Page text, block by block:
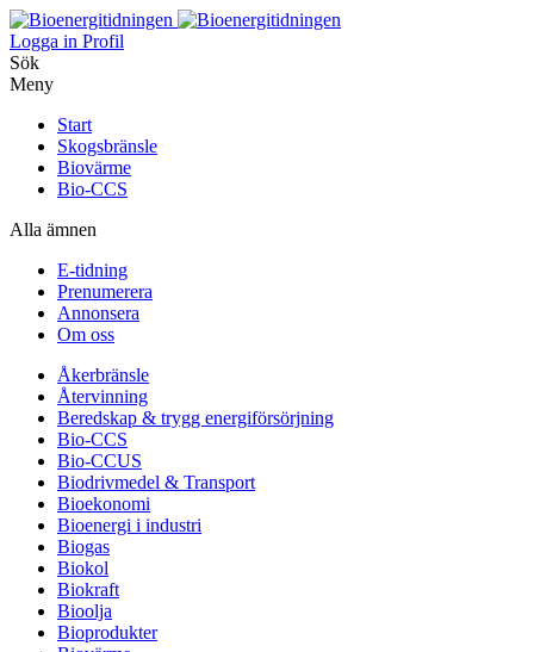
Logga in Profil
Sök
Meny
Start
Skogsbränsle
Biovärme
Bio-CCS
Alla ämnen
E-tidning
Prenumerera
Annonsera
Om oss
Åkerbränsle
Återvinning
Beredskap & trygg energiförsörjning
Bio-CCS
Bio-CCUS
Biodrivmedel & Transport
Bioekonomi
Bioenergi i industri
Biogas
Biokol
Biokraft
Bioolja
Bioprodukter